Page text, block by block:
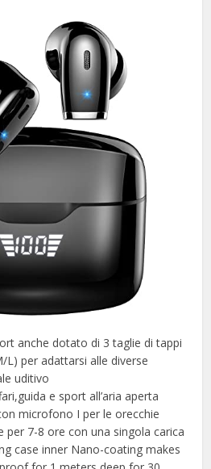
anche dotato di 3 taglie di tappi
L) per adattarsi alle diverse
uditivo
e sport all’aria aperta
microfono I per le orecchie
per 7-8 ore con una singola carica
case inner Nano-coating makes